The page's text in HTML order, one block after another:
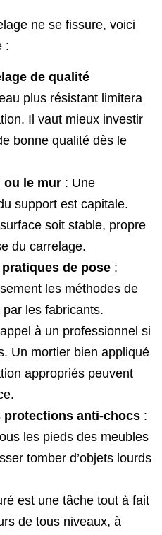
ne se fissure, voici
:
de qualité
plus résistant limitera
Il vaut mieux investir
bonne qualité dès le
ou le mur : Une
support est capitale.
soit stable, propre
du carrelage.
de pose :
les méthodes de
les fabricants.
à un professionnel si
Un mortier bien appliqué
appropriés peuvent
protections anti-chocs :
les pieds des meubles
tomber d’objets lourds
est une tâche tout à fait
de tous niveaux, à